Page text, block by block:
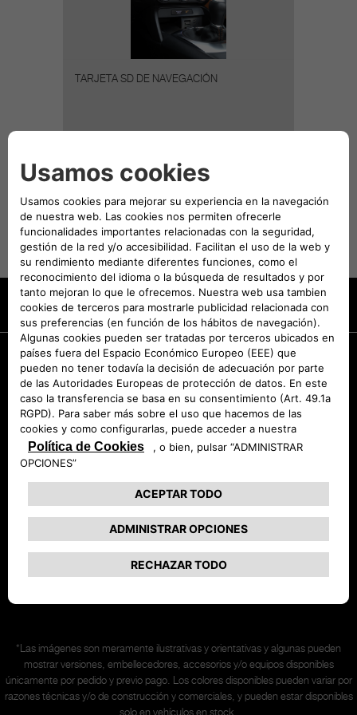
TARJETA SD DE NAVEGACIÓN
DESCARGAR CATÁLOGO
El precio de los Accesorios
presentados no incluye el coste de
montaje
Promociones
Solicita una prueba
Coches de entrega inmediata
Síganos en
*Las imágenes son meramente ilustrativas y orientativas y algunas pueden
mostrar versiones, embellecedores, accesorios y/o equipos disponibles
únicamente por pedido y previo pago. Los colores disponibles pueden variar por
razones técnicas y/o de construcción y comerciales, y pueden estar disponibles